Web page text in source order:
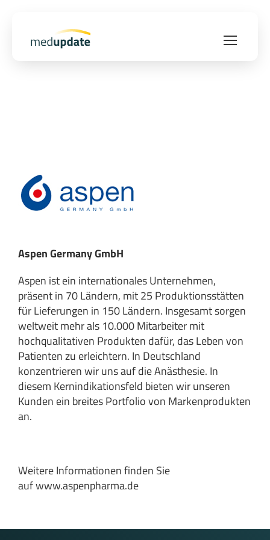
Aspen Germany GmbH
Aspen ist ein internationales Unternehmen,
präsent in 70 Ländern, mit 25 Produktionsstätten
für Lieferungen in 150 Ländern. Insgesamt sorgen
weltweit mehr als 10.000 Mitarbeiter mit
hochqualitativen Produkten dafür, das Leben von
Patienten zu erleichtern. In Deutschland
konzentrieren wir uns auf die Anästhesie. In
diesem Kernindikationsfeld bieten wir unseren
Kunden ein breites Portfolio von Markenprodukten
an.
Weitere Informationen finden Sie
aufwww.aspenpharma.de